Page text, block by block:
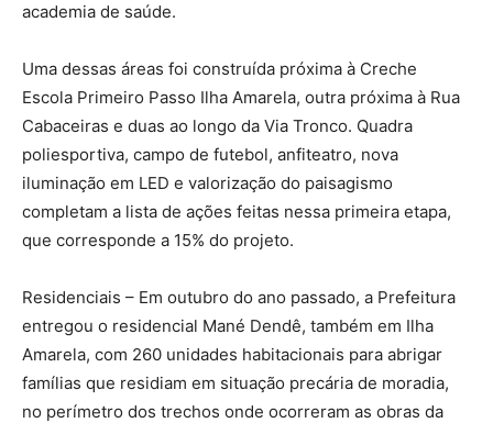
academia de saúde.
Uma dessas áreas foi construída próxima à Creche
Escola Primeiro Passo Ilha Amarela, outra próxima à Rua
Cabaceiras e duas ao longo da Via Tronco. Quadra
poliesportiva, campo de futebol, anfiteatro, nova
iluminação em LED e valorização do paisagismo
completam a lista de ações feitas nessa primeira etapa,
que corresponde a 15% do projeto.
Residenciais – Em outubro do ano passado, a Prefeitura
entregou o residencial Mané Dendê, também em Ilha
Amarela, com 260 unidades habitacionais para abrigar
famílias que residiam em situação precária de moradia,
no perímetro dos trechos onde ocorreram as obras da